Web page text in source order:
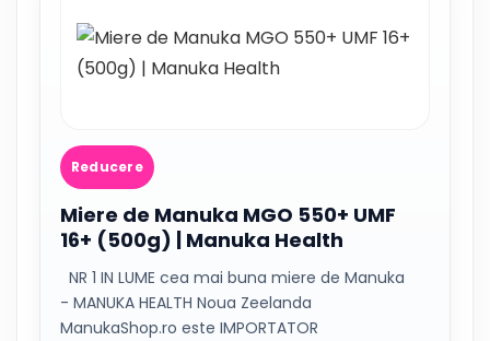
Reducere
Miere de Manuka MGO 550+ UMF
16+ (500g) | Manuka Health
NR 1 IN LUME cea mai buna miere de Manuka
- MANUKA HEALTH Noua Zeelanda
ManukaShop.ro este IMPORTATOR